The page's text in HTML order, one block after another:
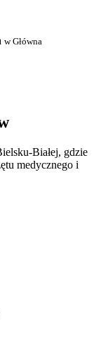
w Główna
Białej, gdzie
medycznego i